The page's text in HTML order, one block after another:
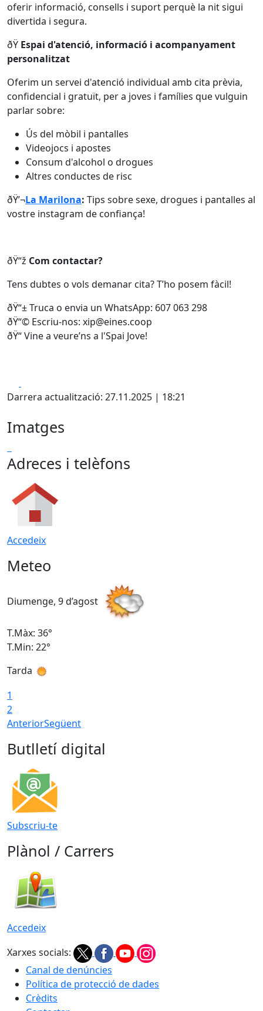
oferir informació, consells i suport perquè la nit sigui
divertida i segura.
ðŸ Espai d'atenció, informació i acompanyament
personalitzat
Oferim un servei d'atenció individual amb cita prèvia,
confidencial i gratuït, per a joves i famílies que vulguin
parlar sobre:
Ús del mòbil i pantalles
Videojocs i apostes
Consum d'alcohol o drogues
Altres conductes de risc
ðŸ’¬La Marilona: Tips sobre sexe, drogues i pantalles al
vostre instagram de confiança!
ðŸ“ž Com contactar?
Tens dubtes o vols demanar cita? T’ho posem fàcil!
ðŸ“± Truca o envia un WhatsApp: 607 063 298
ðŸ“© Escriu-nos: xip@eines.coop
ðŸ“ Vine a veure’ns a l'Spai Jove!
Darrera actualització: 27.11.2025 | 18:21
Imatges
Adreces i telèfons
Accedeix
Meteo
Diumenge, 9 d’agost
T.Màx: 36°
T.Min: 22°
Tarda
1
2
AnteriorSegüent
Butlletí digital
Subscriu-te
Plànol / Carrers
Accedeix
Xarxes socials:
Canal de denúncies
Política de protecció de dades
Crèdits